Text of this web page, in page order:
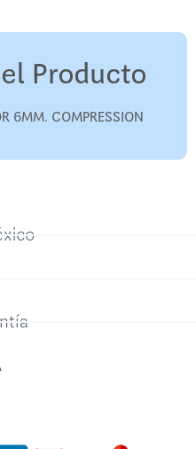
Producto
6MM. COMPRESSION